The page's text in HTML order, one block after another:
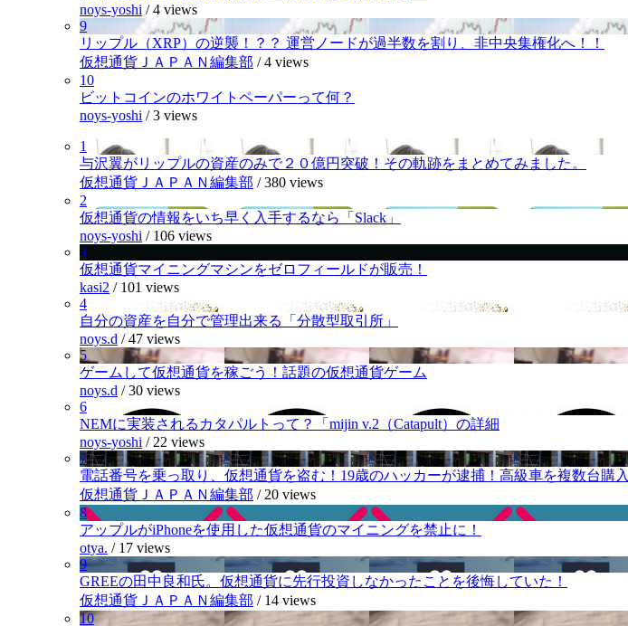
noys-yoshi /4 views
9
リップル（XRP）の逆襲！？？ 運営ノードが過半数を割り、非中央集権化へ！！
仮想通貨ＪＡＰＡＮ編集部 /4 views
10
ビットコインのホワイトペーパーって何？
noys-yoshi /3 views
1
与沢翼がリップルの資産のみで２０億円突破！その軌跡をまとめてみました。
仮想通貨ＪＡＰＡＮ編集部 /380 views
2
仮想通貨の情報をいち早く入手するなら「Slack」
noys-yoshi / 106 views
3
仮想通貨マイニングマシンをゼロフィールドが販売！
kasi2 / 101 views
4
自分の資産を自分で管理出来る「分散型取引所」
noys.d /47 views
5
ゲームして仮想通貨を稼ごう！話題の仮想通貨ゲーム
noys.d /30 views
6
NEMに実装されるカタパルトって？「mijin v.2（Catapult）の詳細
noys-yoshi / 22 views
7
電話番号を乗っ取り、仮想通貨を盗む！19歳のハッカーが逮捕！高級車を複数台購入
仮想通貨ＪＡＰＡＮ編集部 / 20 views
8
アップルがiPhoneを使用した仮想通貨のマイニングを禁止に！
otya. / 17 views
9
GREEの田中良和氏。仮想通貨に先行投資しなかったことを後悔していた！
仮想通貨ＪＡＰＡＮ編集部 / 14 views
10